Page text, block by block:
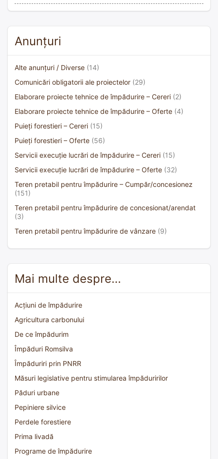
Anunțuri
Alte anunțuri / Diverse (14)
Comunicări obligatorii ale proiectelor (29)
Elaborare proiecte tehnice de împădurire – Cereri (2)
Elaborare proiecte tehnice de împădurire – Oferte (4)
Puieți forestieri – Cereri (15)
Puieți forestieri – Oferte (56)
Servicii execuție lucrări de împădurire – Cereri (15)
Servicii execuție lucrări de împădurire – Oferte (32)
Teren pretabil pentru împădurire – Cumpăr/concesionez
(151)
Teren pretabil pentru împădurire de concesionat/arendat
(3)
Teren pretabil pentru împădurire de vânzare (9)
Mai multe despre…
Acțiuni de împădurire
Agricultura carbonului
De ce împădurim
Împăduri Romsilva
Împăduriri prin PNRR
Măsuri legislative pentru stimularea împăduririlor
Păduri urbane
Pepiniere silvice
Perdele forestiere
Prima livadă
Programe de împădurire